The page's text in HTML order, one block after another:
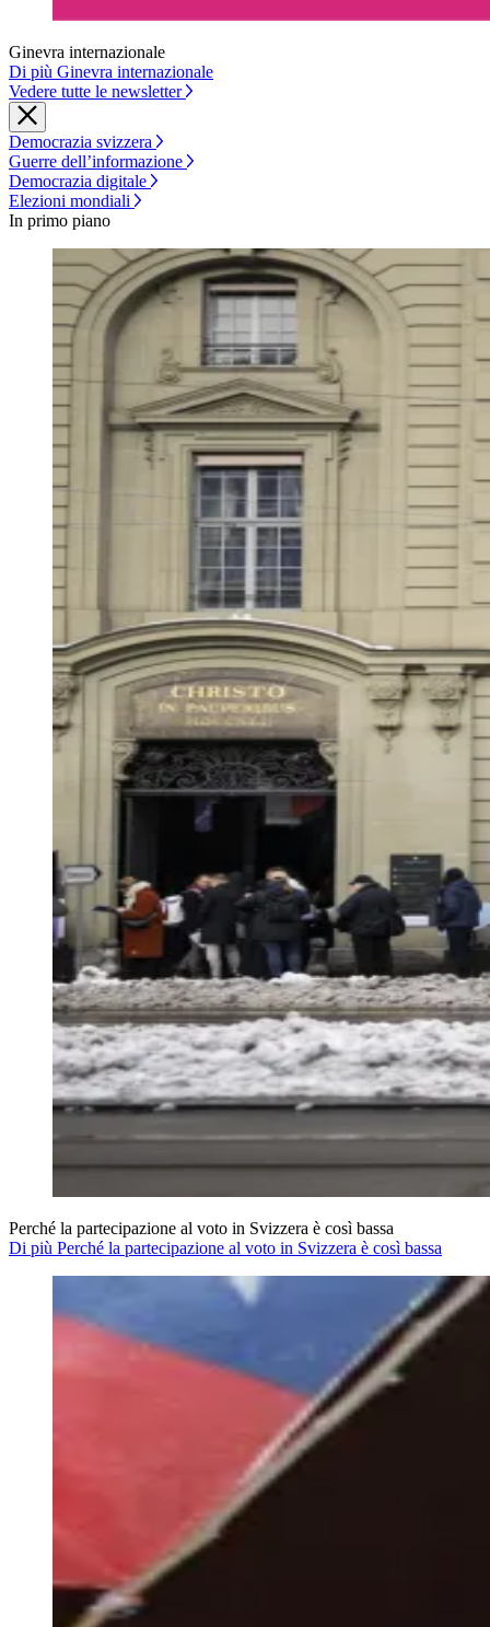
Ginevra internazionale
Di più Ginevra internazionale
Vedere tutte le newsletter
Democrazia svizzera
Guerre dell’informazione
Democrazia digitale
Elezioni mondiali
In primo piano
Perché la partecipazione al voto in Svizzera è così bassa
Di più Perché la partecipazione al voto in Svizzera è così bassa